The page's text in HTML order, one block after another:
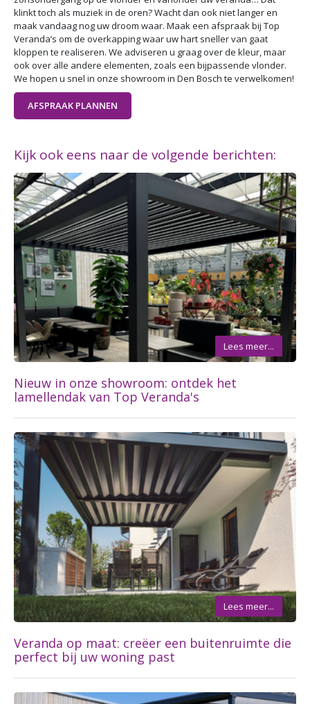
klinkt toch als muziek in de oren? Wacht dan ook niet langer en
maak vandaag nog uw droom waar. Maak een afspraak bij Top
Veranda’s om de overkapping waar uw hart sneller van gaat
kloppen te realiseren. We adviseren u graag over de kleur, maar
ook over alle andere elementen, zoals een bijpassende vlonder.
We hopen u snel in onze showroom in Den Bosch te verwelkomen!
AFSPRAAK PLANNEN
Kijk ook eens naar de volgende berichten:
Nieuw in onze showroom: ontdek het
lamellendak van Top Veranda's
Lees meer...
Veranda op maat: creëer een buitenruimte die
perfect bij uw woning past
Lees meer...